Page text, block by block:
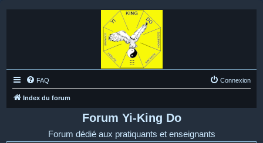
FAQ Connexion
Index du forum
Forum Yi-King Do
Forum dédié aux pratiquants et enseignants